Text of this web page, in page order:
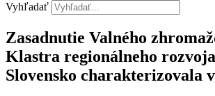
Vyhľadať
Zasadnutie Valného
Klastra regionálneho
Slovensko charakterizovala